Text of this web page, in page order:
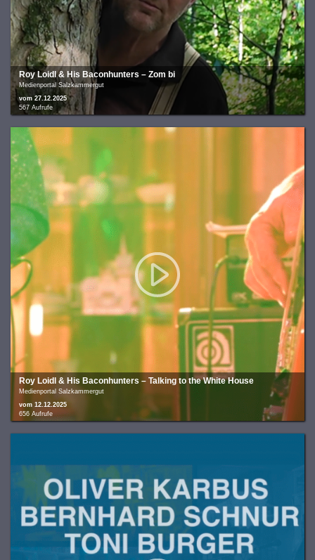
Roy Loidl & His Baconhunters – Zom bi
Medienportal Salzkammergut
vom 27.12.2025
567 Aufrufe
Roy Loidl & His Baconhunters – Talking to the White House
Medienportal Salzkammergut
vom 12.12.2025
656 Aufrufe